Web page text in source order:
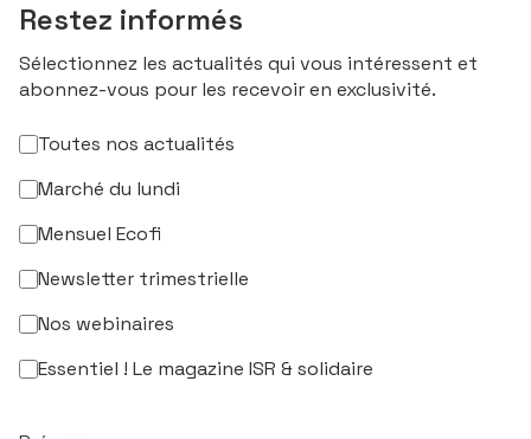
Restez informés
Sélectionnez les actualités qui vous intéressent et
abonnez-vous pour les recevoir en exclusivité.
Toutes nos actualités
Marché du lundi
Mensuel Ecofi
Newsletter trimestrielle
Nos webinaires
Essentiel ! Le magazine ISR & solidaire